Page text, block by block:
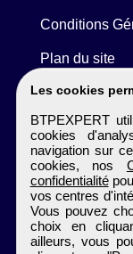
Les cookies
BTPEXPERT
cookies
navigation sur
cookies, nos
confidentialité
vos centres
Vous pouvez
choix en
ailleurs, vous
Conditions
Plan du site